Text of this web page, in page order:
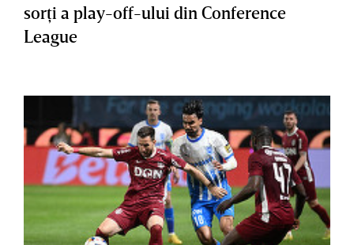
sorţi a play-off-ului din Conference
League